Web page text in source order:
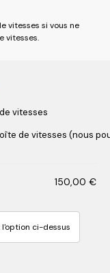
vitesses si vous ne
vitesses.
vitesses
de vitesses (nous
150,00 €
ci-dessus